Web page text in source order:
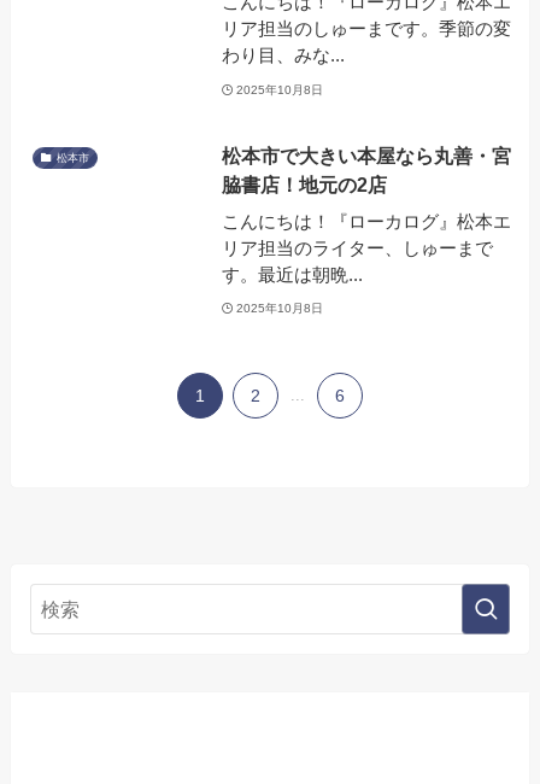
リア担当のしゅーまです。季節の変
わり目、みな...
2025年10月8日
松本市
松本市で大きい本屋なら丸善・宮
脇書店！地元の2店
こんにちは！『ローカログ』松本エ
リア担当のライター、しゅーまで
す。最近は朝晩...
2025年10月8日
1 2 ... 6